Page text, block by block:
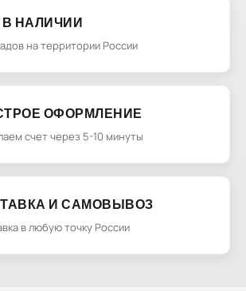
В НАЛИЧИИ
на территории России
ОФОРМЛЕНИЕ
счет через 5-10 минуты
И САМОВЫВОЗ
в любую точку России